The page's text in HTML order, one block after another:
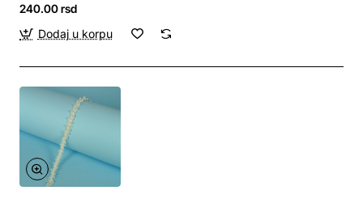
240.00 rsd
Dodaj u korpu